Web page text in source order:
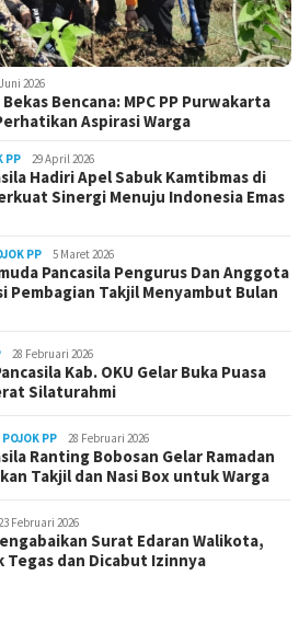
2026
Bencana: MPC PP Purwakarta
Aspirasi Warga
PP 29 April 2026
Hadiri Apel Sabuk Kamtibmas di
Sinergi Menuju Indonesia Emas
PP 5 Maret 2026
Pancasila Pengurus Dan Anggota
Pembagian Takjil Menyambut Bulan
28 Februari 2026
Kab. OKU Gelar Buka Puasa
Silaturahmi
POJOK PP 28 Februari 2026
Ranting Bobosan Gelar Ramadan
Takjil dan Nasi Box untuk Warga
Februari 2026
Surat Edaran Walikota,
Tegas dan Dicabut Izinnya